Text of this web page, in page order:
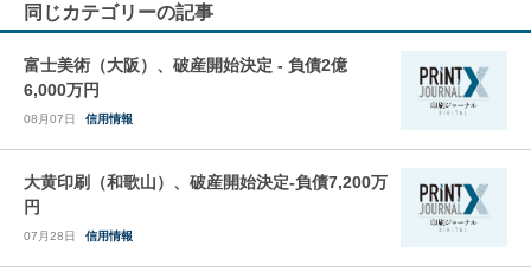
同じカテゴリーの記事
富士美術（大阪）、破産開始決定 - 負債2億
6,000万円
08月07日 信用情報
大黄印刷（和歌山）、破産開始決定-負債7,200万
円
07月28日 信用情報